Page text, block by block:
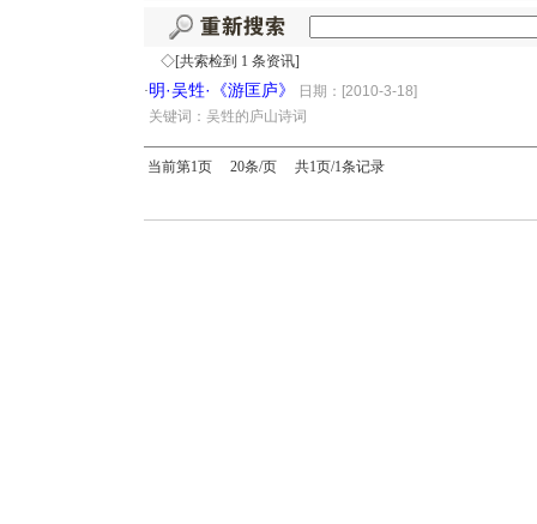
◇[共索检到 1 条资讯]
·明·吴甡·《游匡庐》
日期：[2010-3-18]
关键词：吴甡的庐山诗词
当前第1页 20条/页 共1页/1条记录